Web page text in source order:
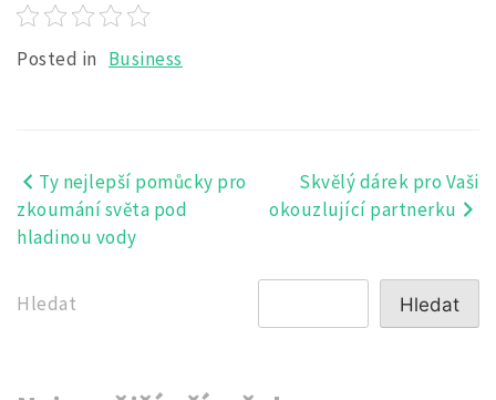
Posted in Business
Navigace
pro
Ty nejlepší pomůcky pro
zkoumání světa pod
hladinou vody
Skvělý dárek pro Vaši
okouzlující partnerku
Hledat Hledat